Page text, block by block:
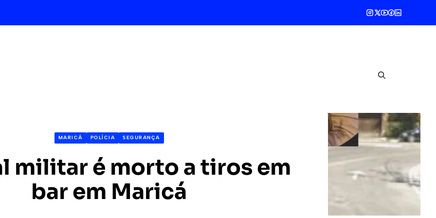
MARICÁ POLÍCIA SEGURANÇA
militar é morto a tiros em
bar em Maricá